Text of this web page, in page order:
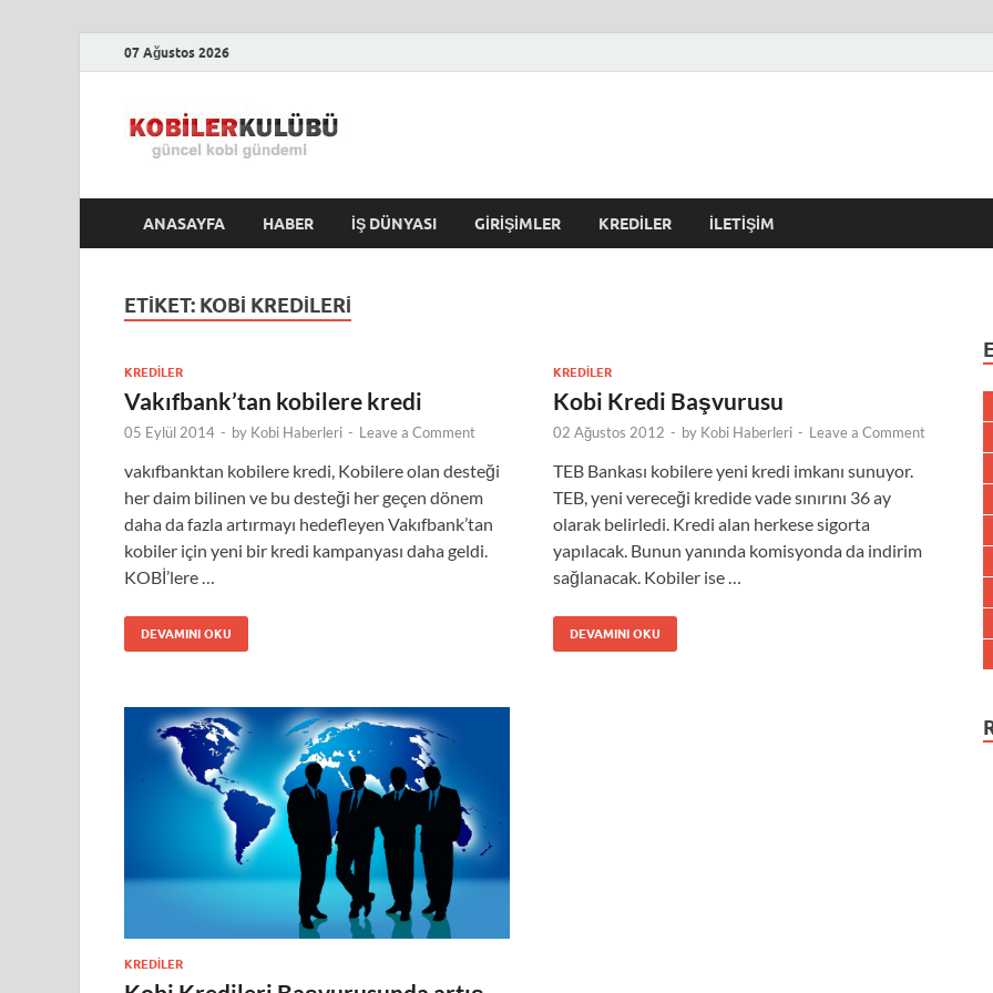
07 Ağustos 2026
ANASAYFA HABER İŞ DÜNYASI GIRIŞIMLER KREDILER İLETIŞIM
ETIKET: KOBI KREDILERI
KREDILER
Vakıfbank’tan kobilere kredi
05 Eylül 2014 - by Kobi Haberleri - Leave a Comment
vakıfbanktan kobilere kredi, Kobilere olan desteği
her daim bilinen ve bu desteği her geçen dönem
daha da fazla artırmayı hedefleyen Vakıfbank’tan
kobiler için yeni bir kredi kampanyası daha geldi.
KOBİ’lere …
DEVAMINI OKU
KREDILER
Kobi Kredi Başvurusu
02 Ağustos 2012 - by Kobi Haberleri - Leave a Comment
TEB Bankası kobilere yeni kredi imkanı sunuyor.
TEB, yeni vereceği kredide vade sınırını 36 ay
olarak belirledi. Kredi alan herkese sigorta
yapılacak. Bunun yanında komisyonda da indirim
sağlanacak. Kobiler ise …
DEVAMINI OKU
KREDILER